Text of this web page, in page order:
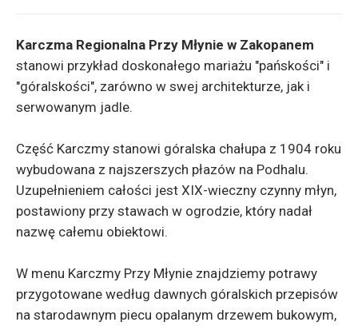
Karczma Regionalna Przy Młynie w Zakopanem
stanowi przykład doskonałego mariażu "pańskości" i
"góralskości", zarówno w swej architekturze, jak i
serwowanym jadle.
Część Karczmy stanowi góralska chałupa z 1904 roku
wybudowana z najszerszych płazów na Podhalu.
Uzupełnieniem całości jest XIX-wieczny czynny młyn,
postawiony przy stawach w ogrodzie, który nadał
nazwę całemu obiektowi.
W menu Karczmy Przy Młynie znajdziemy potrawy
przygotowane według dawnych góralskich przepisów
na starodawnym piecu opalanym drzewem bukowym,